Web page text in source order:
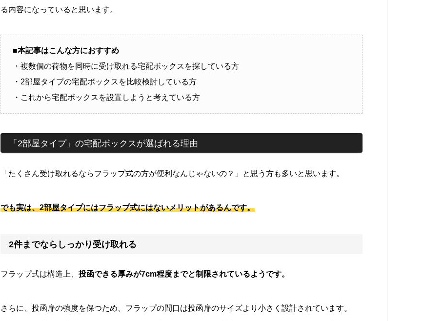
る内容になっていると思います。
■本記事はこんな方におすすめ
・複数個の荷物を同時に受け取れる宅配ボックスを探している方
・2部屋タイプの宅配ボックスを比較検討している方
・これから宅配ボックスを設置しようと考えている方
「2部屋タイプ」の宅配ボックスが選ばれる理由
「たくさん受け取れるならフラップ式の方が便利なんじゃないの？」と思う方も多いと思います。
でも実は、2部屋タイプにはフラップ式にはないメリットがあるんです。
2件までならしっかり受け取れる
フラップ式は構造上、投函できる厚みが7cm程度までと制限されているようです。
さらに、投函扉の強度を保つため、フラップの間口は投函扉のサイズより小さく設計されています。